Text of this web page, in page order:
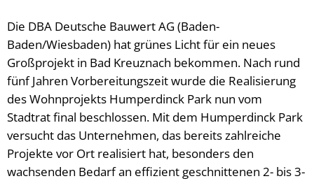
Die DBA Deutsche Bauwert AG (Baden-
Baden/Wiesbaden) hat grünes Licht für ein neues
Großprojekt in Bad Kreuznach bekommen. Nach rund
fünf Jahren Vorbereitungszeit wurde die Realisierung
des Wohnprojekts Humperdinck Park nun vom
Stadtrat final beschlossen. Mit dem Humperdinck Park
versucht das Unternehmen, das bereits zahlreiche
Projekte vor Ort realisiert hat, besonders den
wachsenden Bedarf an effizient geschnittenen 2- bis 3-